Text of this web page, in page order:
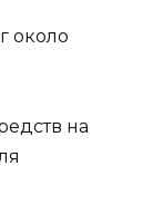
около
на